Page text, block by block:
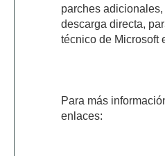
parches
descarga directa,
técnico de Microsoft
Para más
enlaces: